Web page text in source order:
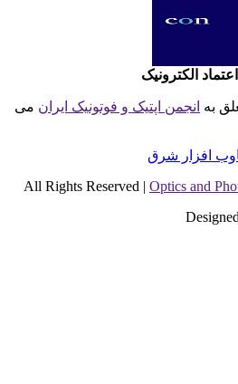
الکترونیک
بهانجمن اپتیک و فوتونیک ایران می
افزار شرق
Optics and